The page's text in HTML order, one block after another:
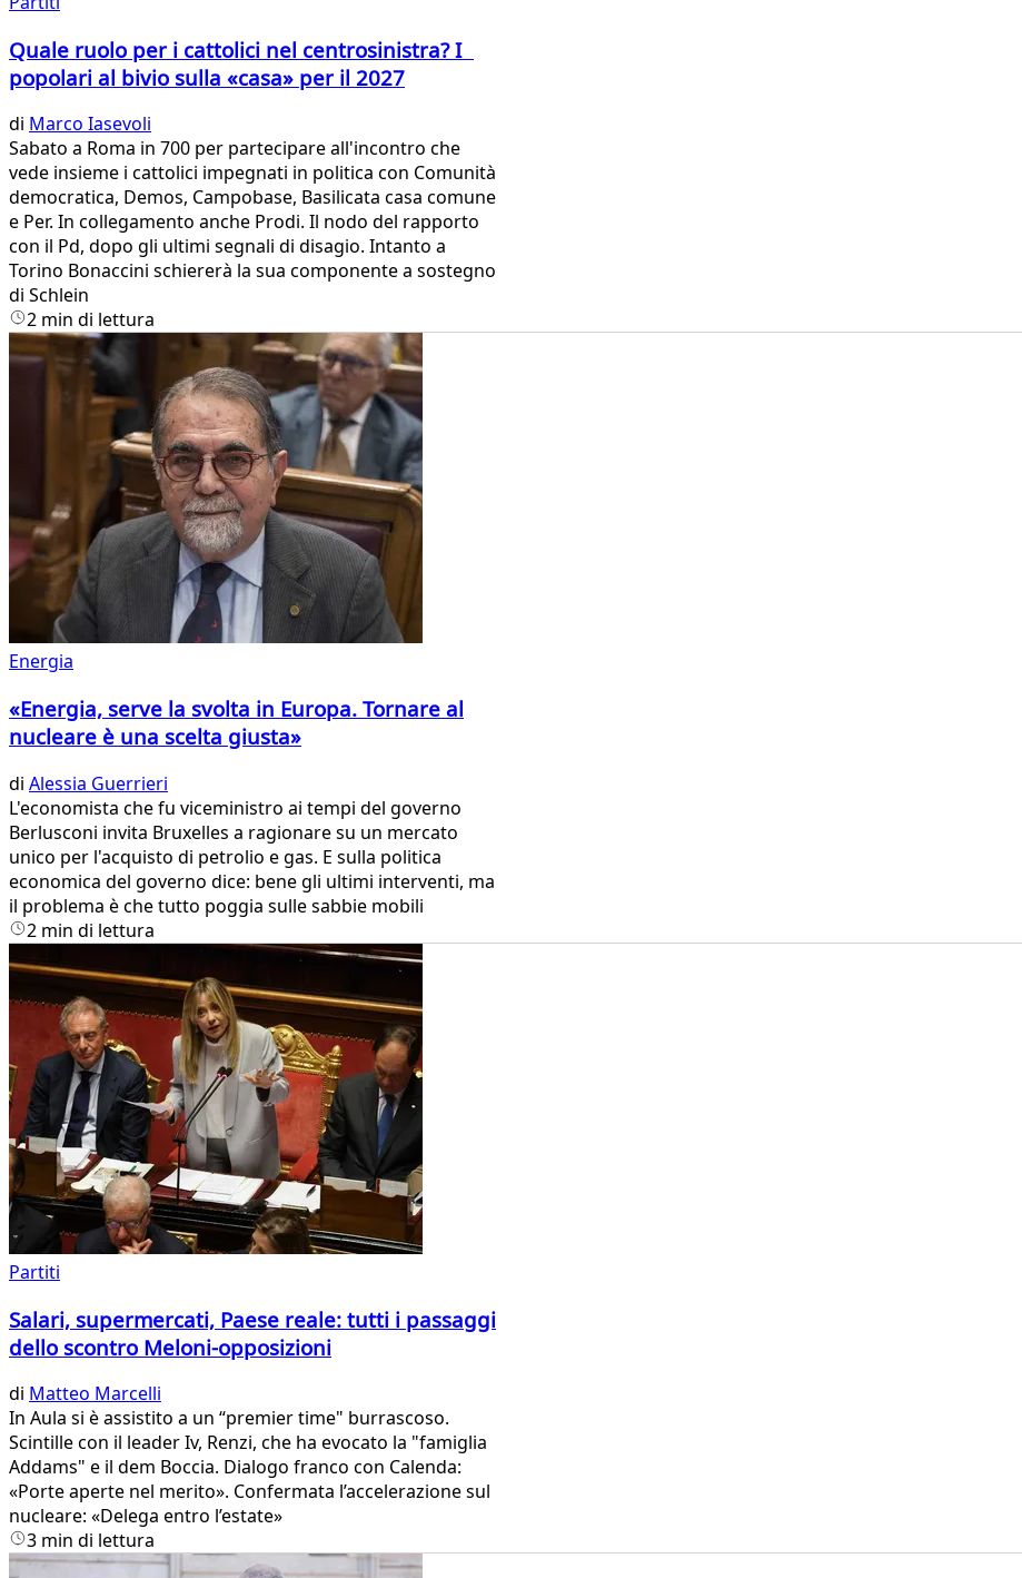
Quale ruolo per i cattolici nel centrosinistra? I
popolari al bivio sulla «casa» per il 2027
di Marco Iasevoli
Sabato a Roma in 700 per partecipare all'incontro che
vede insieme i cattolici impegnati in politica con Comunità
democratica, Demos, Campobase, Basilicata casa comune
e Per. In collegamento anche Prodi. Il nodo del rapporto
con il Pd, dopo gli ultimi segnali di disagio. Intanto a
Torino Bonaccini schiererà la sua componente a sostegno
di Schlein
2 min di lettura
Energia
«Energia, serve la svolta in Europa. Tornare al
nucleare è una scelta giusta»
di Alessia Guerrieri
L'economista che fu viceministro ai tempi del governo
Berlusconi invita Bruxelles a ragionare su un mercato
unico per l'acquisto di petrolio e gas. E sulla politica
economica del governo dice: bene gli ultimi interventi, ma
il problema è che tutto poggia sulle sabbie mobili
2 min di lettura
Partiti
Salari, supermercati, Paese reale: tutti i passaggi
dello scontro Meloni-opposizioni
di Matteo Marcelli
In Aula si è assistito a un “premier time" burrascoso.
Scintille con il leader Iv, Renzi, che ha evocato la "famiglia
Addams" e il dem Boccia. Dialogo franco con Calenda:
«Porte aperte nel merito». Confermata l’accelerazione sul
nucleare: «Delega entro l’estate»
3 min di lettura